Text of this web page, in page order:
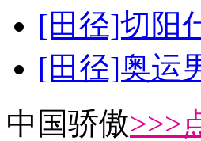
[田径]切阳
[田径]奥运
中国骄傲>>>